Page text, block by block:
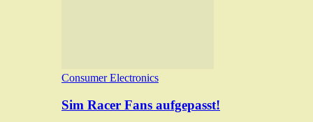
Consumer Electronics
Sim Racer Fans aufgepasst!